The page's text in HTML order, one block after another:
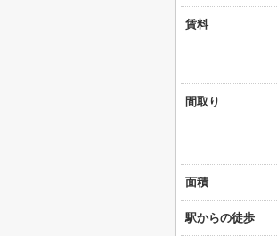
賃料
間取り
面積
駅からの徒歩